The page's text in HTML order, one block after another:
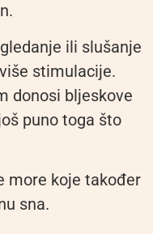
ili slušanje
stimulacije.
donosi bljeskove
puno toga što
more koje također
sna.